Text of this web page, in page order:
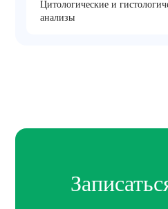
Цитологические и
анализы